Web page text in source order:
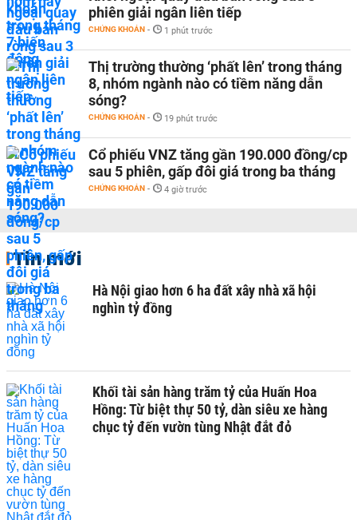
phiên giải ngân liên tiếp
CHỨNG KHOÁN - 1 phút trước
Thị trường thường ‘phất lên’ trong tháng
8, nhóm ngành nào có tiềm năng dẫn
sóng?
CHỨNG KHOÁN - 19 phút trước
Cổ phiếu VNZ tăng gần 190.000 đồng/cp
sau 5 phiên, gấp đôi giá trong ba tháng
CHỨNG KHOÁN - 4 giờ trước
Tin mới
Hà Nội giao hơn 6 ha đất xây nhà xã hội
nghìn tỷ đồng
Khối tài sản hàng trăm tỷ của Huấn Hoa
Hồng: Từ biệt thự 50 tỷ, dàn siêu xe hàng
chục tỷ đến vườn tùng Nhật đắt đỏ